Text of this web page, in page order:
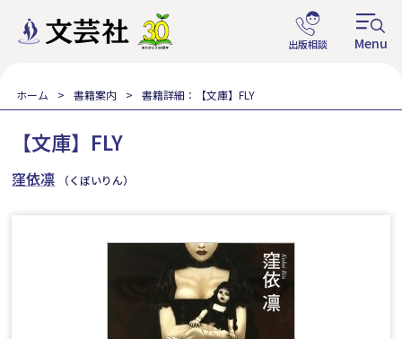
ホーム 書籍案内 書籍詳細：【文庫】FLY
【文庫】FLY
窪依凛 （くぼいりん）